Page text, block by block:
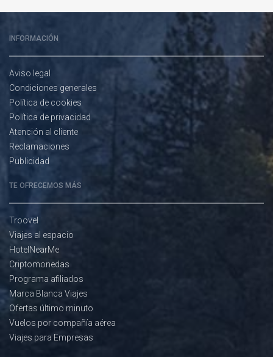
INFORMACIÓN
Aviso legal
Condiciones generales
Política de cookies
Política de privacidad
Atención al cliente
Reclamaciones
Publicidad
TE OFRECEMOS MÁS
Troovel
Viajes al espacio
HotelNearMe
Criptomonedas
Programa afiliados
Marca Blanca Viajes
Ofertas último minuto
Vuelos por compañía aérea
Viajes para Empresas